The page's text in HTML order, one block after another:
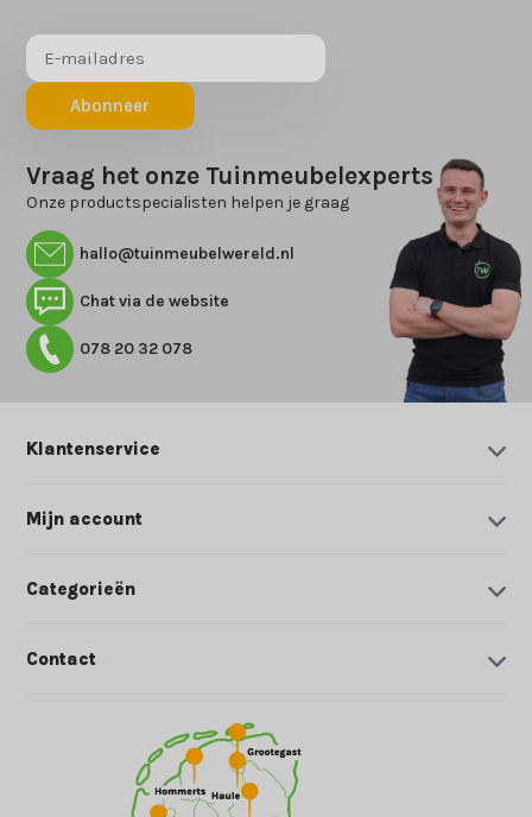
Abonneer
Vraag het onze Tuinmeubelexperts
Onze productspecialisten helpen je graag
hallo@tuinmeubelwereld.nl
Chat via de website
078 20 32 078
Klantenservice
Mijn account
Categorieën
Contact